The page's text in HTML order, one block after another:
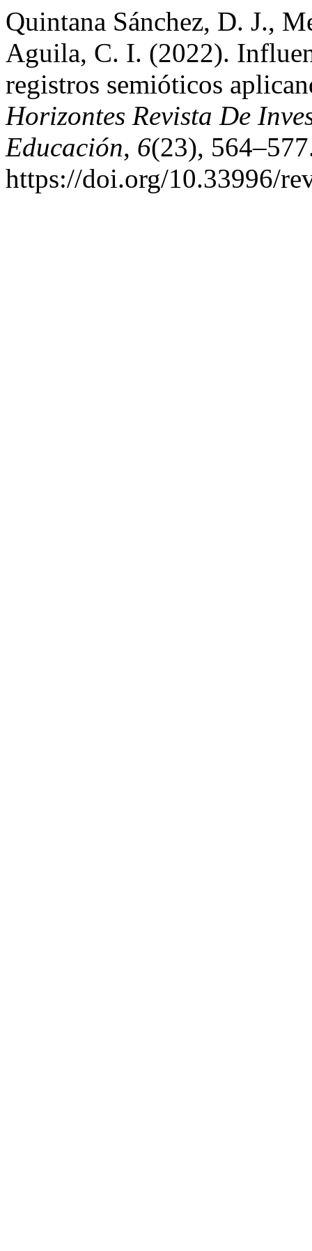
Quintana Sánchez, D. J.,
Aguila, C. I. (2022).
registros semióticos
Horizontes Revista De
Educación, 6(23),
https://doi.org/10.33996/